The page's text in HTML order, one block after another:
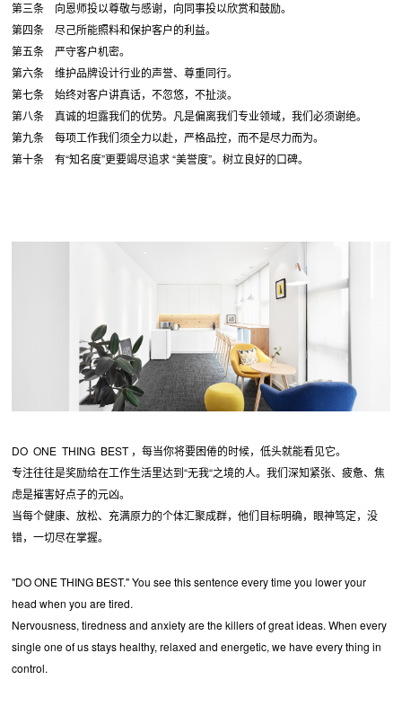
第三条 向恩师投以尊敬与感谢，向同事投以欣赏和鼓励。
第四条 尽己所能照料和保护客户的利益。
第五条 严守客户机密。
第六条 维护品牌设计行业的声誉、尊重同行。
第七条 始终对客户讲真话，不忽悠，不扯淡。
第八条 真诚的坦露我们的优势。凡是偏离我们专业领域，我们必须谢绝。
第九条 每项工作我们须全力以赴，严格品控，而不是尽力而为。
第十条 有“知名度”更要竭尽追求 “美誉度”。树立良好的口碑。
DO ONE THING BEST ，每当你将要困倦的时候，低头就能看见它。
专注往往是奖励给在工作生活里达到“无我“之境的人。我们深知紧张、疲惫、焦
虑是摧害好点子的元凶。
当每个健康、放松、充满原力的个体汇聚成群，他们目标明确，眼神笃定，没
错，一切尽在掌握。
"DO ONE THING BEST." You see this sentence every time you lower your
head when you are tired.
Nervousness, tiredness and anxiety are the killers of great ideas. When every
single one of us stays healthy, relaxed and energetic, we have every thing in
control.